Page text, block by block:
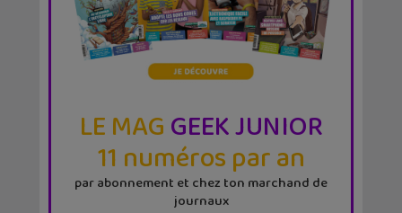
LE MAGGEEK JUNIOR
11 numéros par an
par abonnement et chez ton marchand de
journaux